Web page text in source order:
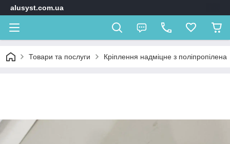
alusyst.com.ua
Товари та послуги Кріплення надміцне з поліпропілена